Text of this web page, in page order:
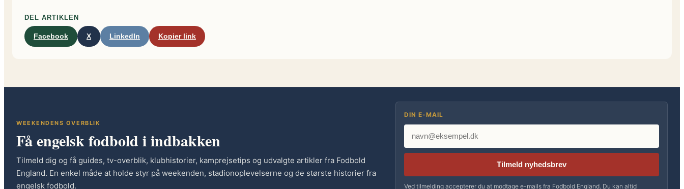
DEL ARTIKLEN
Facebook X LinkedIn Kopier link
WEEKENDENS OVERBLIK
Få engelsk fodbold i indbakken
Tilmeld dig og få guides, tv-overblik, klubhistorier, kamprejsetips og udvalgte artikler fra Fodbold
England. En enkel måde at holde styr på weekenden, stadionoplevelserne og de største historier fra
engelsk fodbold.
DIN E-MAIL
Tilmeld nyhedsbrev
Ved tilmelding accepterer du at modtage e-mails fra Fodbold England. Du kan altid